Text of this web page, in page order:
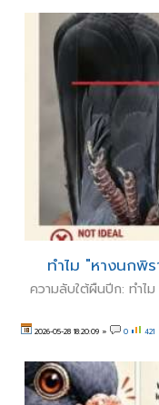
ทำไม "หางนกพิ
ความลับใต้ผืนปีก: ทำไ
2026-05-28 18:20:09 » 0 421